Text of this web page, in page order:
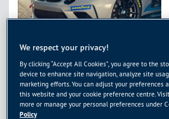
We respect your privacy!
By clicking “Accept All Cookies”, you agree to the
device to enhance site navigation, analyze site
marketing efforts. You can adjust your preferences
this website and your cookie preference centre.
more or manage your personal preferences under
Policy